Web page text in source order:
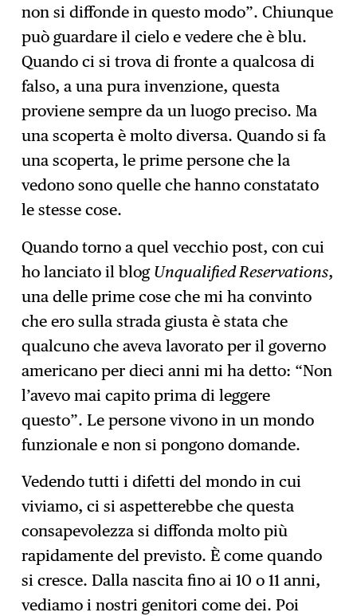
non si diffonde in questo modo”. Chiunque
può guardare il cielo e vedere che è blu.
Quando ci si trova di fronte a qualcosa di
falso, a una pura invenzione, questa
proviene sempre da un luogo preciso. Ma
una scoperta è molto diversa. Quando si fa
una scoperta, le prime persone che la
vedono sono quelle che hanno constatato
le stesse cose.
Quando torno a quel vecchio post, con cui
ho lanciato il blog Unqualified Reservations,
una delle prime cose che mi ha convinto
che ero sulla strada giusta è stata che
qualcuno che aveva lavorato per il governo
americano per dieci anni mi ha detto: “Non
l’avevo mai capito prima di leggere
questo”. Le persone vivono in un mondo
funzionale e non si pongono domande.
Vedendo tutti i difetti del mondo in cui
viviamo, ci si aspetterebbe che questa
consapevolezza si diffonda molto più
rapidamente del previsto. È come quando
si cresce. Dalla nascita fino ai 10 o 11 anni,
vediamo i nostri genitori come dei. Poi